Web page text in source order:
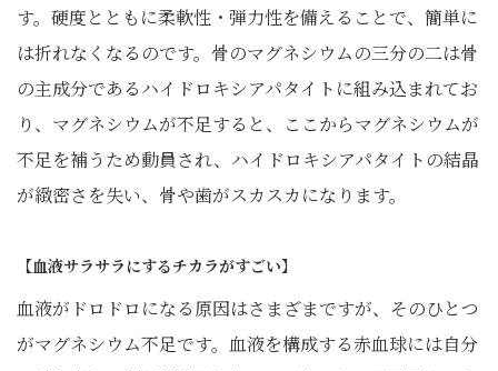
す。硬度とともに柔軟性・弾力性を備えることで、簡単に
は折れなくなるのです。骨のマグネシウムの三分の二は骨
の主成分であるハイドロキシアパタイトに組み込まれてお
り、マグネシウムが不足すると、ここからマグネシウムが
不足を補うため動員され、ハイドロキシアパタイトの結晶
が緻密さを失い、骨や歯がスカスカになります。
【血液サラサラにするチカラがすごい】
血液がドロドロになる原因はさまざまですが、そのひとつ
がマグネシウム不足です。血液を構成する赤血球には自分